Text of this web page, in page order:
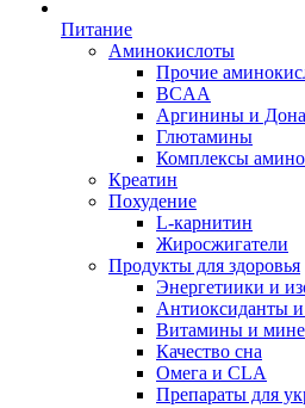
Питание
Аминокислоты
Прочие
BCAA
Аргинины и
Глютамины
Комплексы
Креатин
Похудение
L-карнитин
Жиросжигатели
Продукты для здоровья
Энергетиики и
Антиоксиданты
Витамины и
Качество сна
Омега и CLA
Препараты для